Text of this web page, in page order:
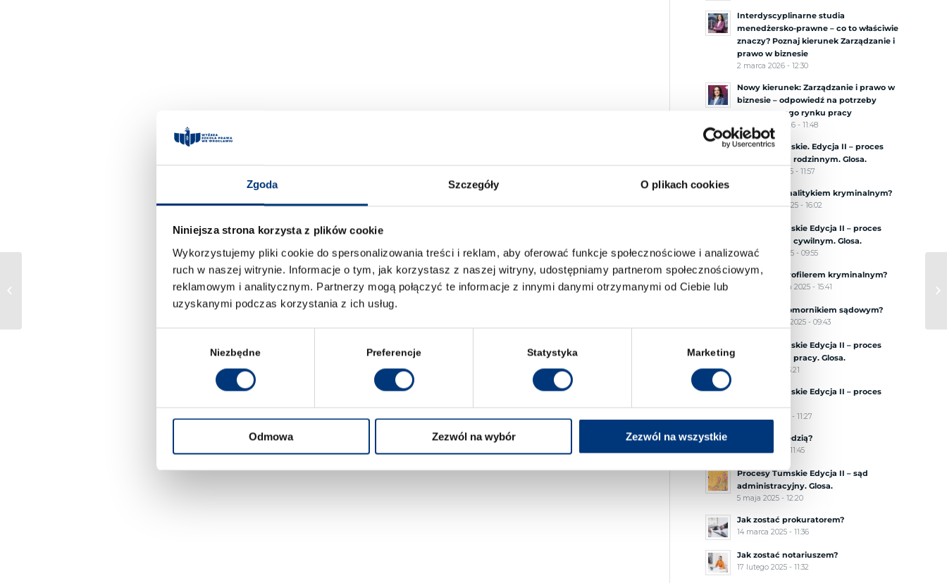
Zgoda Szczegóły O plikach cookies
Niniejsza strona korzysta z plików cookie
Wykorzystujemy pliki cookie do spersonalizowania treści i reklam, aby oferować funkcje społecznościowe i analizować
ruch w naszej witrynie. Informacje o tym, jak korzystasz z naszej witryny, udostępniamy partnerom społecznościowym,
reklamowym i analitycznym. Partnerzy mogą połączyć te informacje z innymi danymi otrzymanymi od Ciebie lub
uzyskanymi podczas korzystania z ich usług.
Niezbędne Preferencje Statystyka Marketing
Odmowa Zezwól na wybór Zezwól na wszystkie
Interdyscyplinarne studia
menedżersko-prawne – co to właściwie
znaczy? Poznaj kierunek Zarządzanie i
prawo w biznesie
2 marca 2026 - 12:30
Nowy kierunek: Zarządzanie i prawo w
biznesie – odpowiedź na potrzeby
nowoczesnego rynku pracy
29 stycznia 2026 - 11:48
Procesy Tumskie. Edycja II – proces
przed sądem rodzinnym. Glosa.
18 grudnia 2025 - 11:57
Jak zostać analitykiem kryminalnym?
20 listopada 2025 - 16:02
Procesy Tumskie Edycja II – proces
przed sądem cywilnym. Glosa.
6 listopada 2025 - 09:55
Jak zostać profilerem kryminalnym?
17 października 2025 - 15:41
Jak zostać komornikiem sądowym?
1 października 2025 - 09:43
Procesy Tumskie Edycja II – proces
przed sądem pracy. Glosa.
3 lipca 2025 - 13:21
Procesy Tumskie Edycja II – proces
2 czerwca 2025 - 11:27
Jak zostać sędzią?
10 maja 2025 - 11:45
Procesy Tumskie Edycja II – sąd
administracyjny. Glosa.
5 maja 2025 - 12:20
Jak zostać prokuratorem?
14 marca 2025 - 11:36
Jak zostać notariuszem?
17 lutego 2025 - 11:32